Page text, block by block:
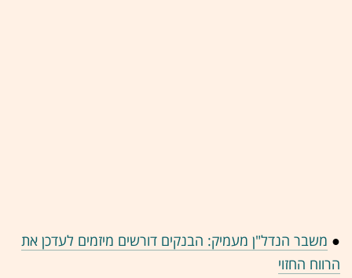
● משבר הנדל"ן מעמיק: הבנקים דורשים מיזמים לעדכן את
הרווח החזוי